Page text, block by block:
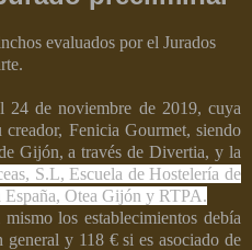
evaluados por el Jurados
24 de noviembre de 2019, cuya
Fenicia Gourmet, siendo
Gijón, a través de Divertia, y la
S.L, Escuela de Hostelería de
Otea Gijón y RTPA.
los establecimientos debía
y 118 € si es asociado de